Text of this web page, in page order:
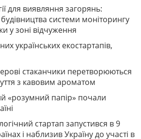
для виявляння загорянь:
системи моніторингу
у зоні відчуження
українських екостартапів,
стаканчики перетворюються
з кавовим ароматом
«розумний папір» почали
стартап запустився в 9
і наблизив Україну до участі в